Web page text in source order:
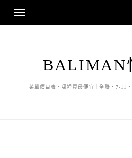
BALIMAN
菜單價目表・哪裡買最便宜｜全聯・7-11